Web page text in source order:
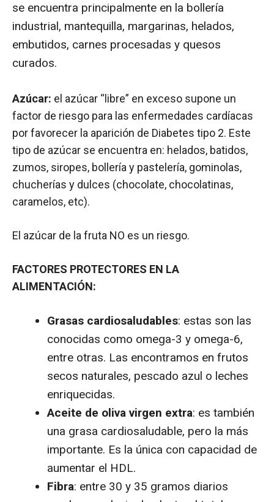
se encuentra principalmente en la bollería
industrial, mantequilla, margarinas, helados,
embutidos, carnes procesadas y quesos
curados.
Azúcar: el azúcar “libre” en exceso supone un
factor de riesgo para las enfermedades cardíacas
por favorecer la aparición de Diabetes tipo 2. Este
tipo de azúcar se encuentra en: helados, batidos,
zumos, siropes, bollería y pastelería, gominolas,
chucherías y dulces (chocolate, chocolatinas,
caramelos, etc).
El azúcar de la fruta NO es un riesgo.
FACTORES PROTECTORES EN LA
ALIMENTACIÓN:
Grasas cardiosaludables: estas son las
conocidas como omega-3 y omega-6,
entre otras. Las encontramos en frutos
secos naturales, pescado azul o leches
enriquecidas.
Aceite de oliva virgen extra: es también
una grasa cardiosaludable, pero la más
importante. Es la única con capacidad de
aumentar el HDL.
Fibra: entre 30 y 35 gramos diarios